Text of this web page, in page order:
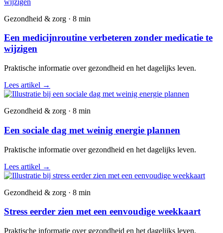
Gezondheid & zorg · 8 min
Een medicijnroutine verbeteren zonder medicatie te
wijzigen
Praktische informatie over gezondheid en het dagelijks leven.
Lees artikel →
Gezondheid & zorg · 8 min
Een sociale dag met weinig energie plannen
Praktische informatie over gezondheid en het dagelijks leven.
Lees artikel →
Gezondheid & zorg · 8 min
Stress eerder zien met een eenvoudige weekkaart
Praktische informatie over gezondheid en het dagelijks leven.